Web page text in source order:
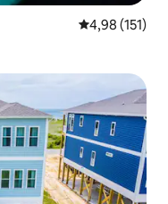
Prosječna
4,98 (151)